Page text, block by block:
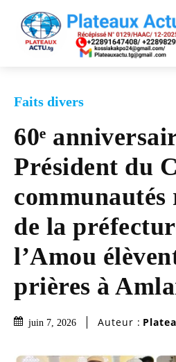
Faits divers
60ᵉ
Président du
communautés
de la
l’Amou
prières à
juin 7, 2026 Auteur :